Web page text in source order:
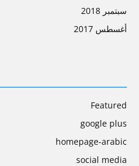
سبتمبر 2018
أغسطس 2017
Featured
google plus
homepage-arabic
social media